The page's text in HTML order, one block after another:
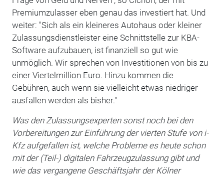
Premiumzulasser eben genau das investiert hat. Und
weiter: "Sich als ein kleineres Autohaus oder kleiner
Zulassungsdienstleister eine Schnittstelle zur KBA-
Software aufzubauen, ist finanziell so gut wie
unmöglich. Wir sprechen von Investitionen von bis zu
einer Viertelmillion Euro. Hinzu kommen die
Gebühren, auch wenn sie vielleicht etwas niedriger
ausfallen werden als bisher."
Was den Zulassungsexperten sonst noch bei den
Vorbereitungen zur Einführung der vierten Stufe von i-
Kfz aufgefallen ist, welche Probleme es heute schon
mit der (Teil-) digitalen Fahrzeugzulassung gibt und
wie das vergangene Geschäftsjahr der Kölner